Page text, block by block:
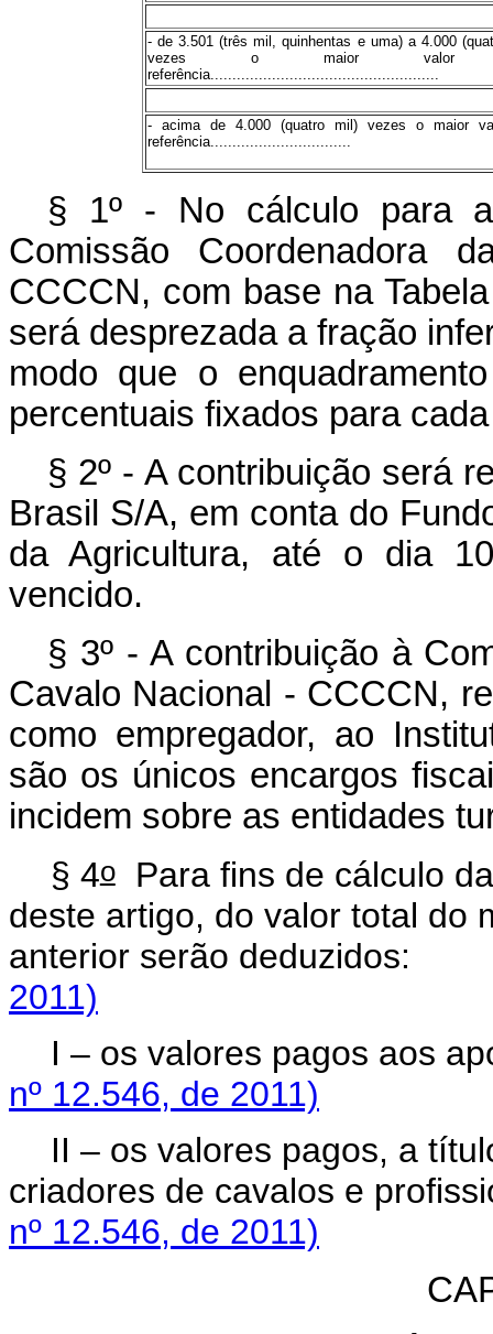
- de 3.501 (três mil, quinhentas e uma) a 4.000
vezes o maior valor
referência....................................................
- acima de 4.000 (quatro mil) vezes o maior
referência................................
§ 1º - No cálculo para
Comissão Coordenadora
CCCCN, com base na
será desprezada a fração
modo que o
percentuais fixados para
§ 2º - A contribuição será
Brasil S/A, em conta do
da Agricultura, até o dia
vencido.
§ 3º - A contribuição à
Cavalo Nacional - CCCCN,
como empregador, ao
são os únicos encargos
incidem sobre as entidades
§ 4oPara fins de cálculo
deste artigo, do valor total do
anterior serão deduzidos:
2011)
I – os valores pagos aos
nº 12.546, de 2011)
II – os valores pagos, a
criadores de cavalos e
nº 12.546, de 2011)